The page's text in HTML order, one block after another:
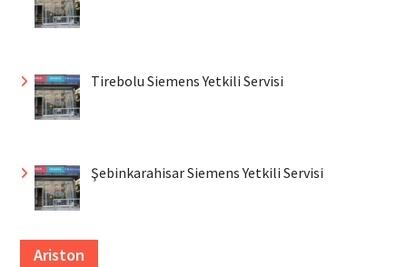
Tirebolu Siemens Yetkili Servisi
Şebinkarahisar Siemens Yetkili Servisi
Ariston